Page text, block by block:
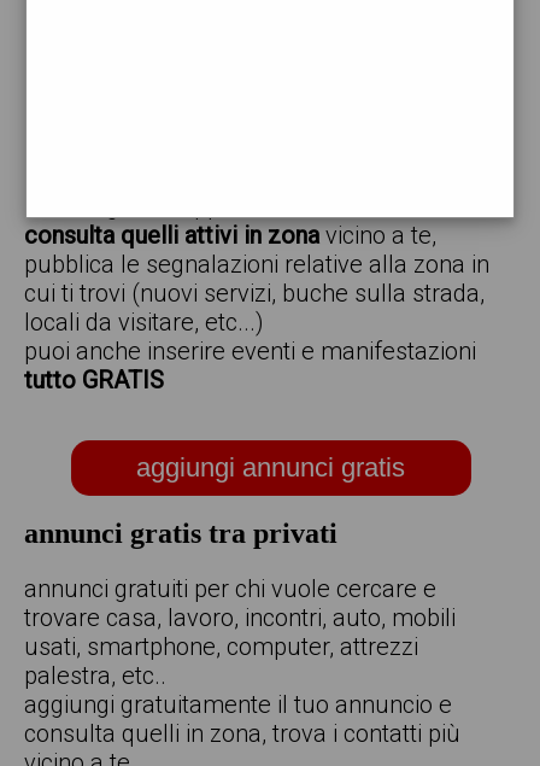
consulta quelli attivi in zona vicino a te,
pubblica le segnalazioni relative alla zona in
cui ti trovi (nuovi servizi, buche sulla strada,
locali da visitare, etc...)
puoi anche inserire eventi e manifestazioni
tutto GRATIS
aggiungi annunci gratis
annunci gratis tra privati
annunci gratuiti per chi vuole cercare e
trovare casa, lavoro, incontri, auto, mobili
usati, smartphone, computer, attrezzi
palestra, etc..
aggiungi gratuitamente il tuo annuncio e
consulta quelli in zona, trova i contatti più